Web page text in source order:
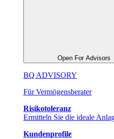
Open For Advisors
BQ ADVISORY
Für Vermögensberater
Risikotoleranz
Ermitteln Sie die ideale
Kundenprofile